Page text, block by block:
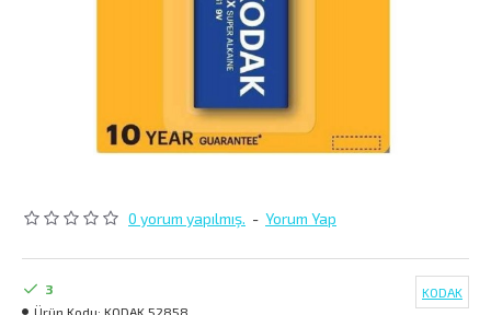
0 yorum yapılmış. - Yorum Yap
3
Ürün Kodu: KODAK 52858
KODAK